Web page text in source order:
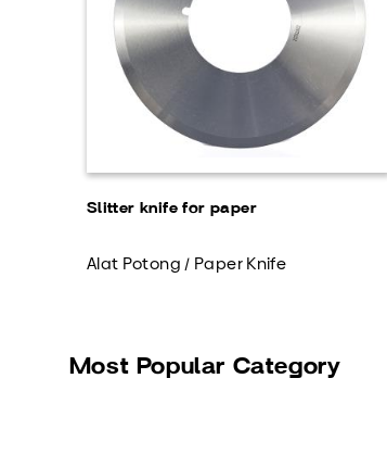
Slitter knife for paper
Alat Potong / Paper Knife
Most Popular Category